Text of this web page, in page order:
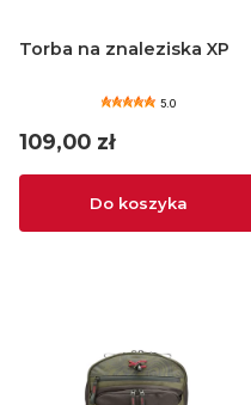
Torba na znaleziska XP
5.0
Cena
109,00 zł
Do koszyka